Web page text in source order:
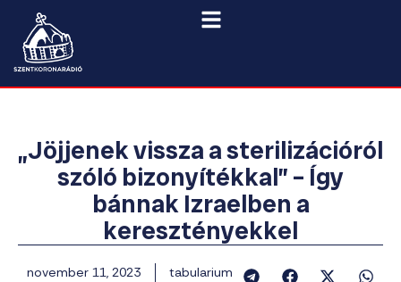
„Jöjjenek vissza a sterilizációról
szóló bizonyítékkal” – Így
bánnak Izraelben a
keresztényekkel
november 11, 2023 tabularium